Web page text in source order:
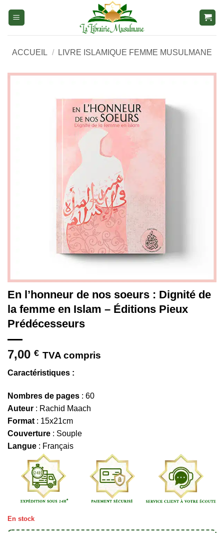
ACCUEIL / LIVRE ISLAMIQUE FEMME MUSULMANE
En l’honneur de nos soeurs : Dignité de
la femme en Islam – Éditions Pieux
Prédécesseurs
7,00 € TVA compris
Caractéristiques :
Nombres de pages : 60
Auteur : Rachid Maach
Format : 15x21cm
Couverture : Souple
Langue : Français
En stock